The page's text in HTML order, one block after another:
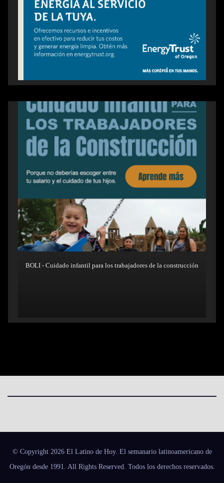
BOLI - Cuidado infantil para los trabajadores de la construcción
© Copyright 2026 El Latino de Hoy. El semanario latinoamericano de
Oregón desde 1991. All Rights Reserved. Todos los derechos reservados.